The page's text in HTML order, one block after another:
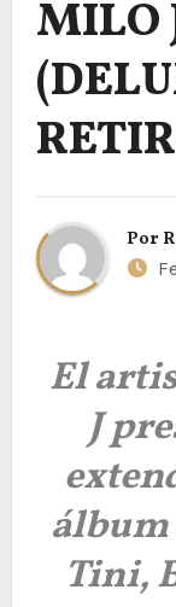
MILO
Por
El
J
álbum
Tini,